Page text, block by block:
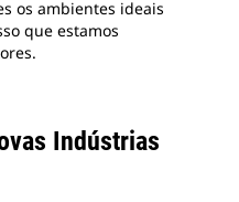
os ambientes ideais
que estamos
Indústrias